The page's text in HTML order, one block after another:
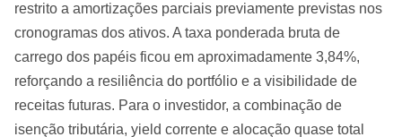
restrito a amortizações parciais previamente previstas nos
cronogramas dos ativos. A taxa ponderada bruta de
carrego dos papéis ficou em aproximadamente 3,84%,
reforçando a resiliência do portfólio e a visibilidade de
receitas futuras. Para o investidor, a combinação de
isenção tributária, yield corrente e alocação quase total